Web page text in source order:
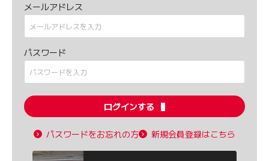
メールアドレス
パスワード
ログインする
パスワードをお忘れの方 新規会員登録はこちら